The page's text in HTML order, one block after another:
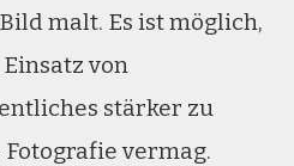
malt. Es ist möglich,
von
stärker zu
vermag.